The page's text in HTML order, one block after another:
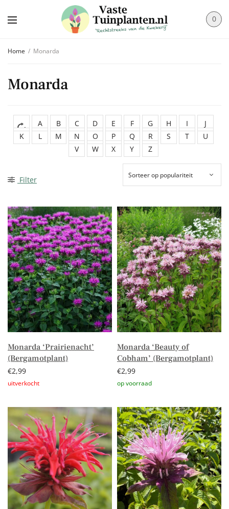
0
Home / Monarda
Monarda
A B C D E F G H I
J
K
L M N O P Q R S T
U
V
W X Y Z
Filter
Monarda ‘Prairienacht’
(Bergamotplant)
€2,99
Monarda ‘Beauty of
Cobham’ (Bergamotplant)
€2,99